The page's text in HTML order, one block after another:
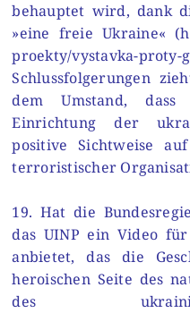
behauptet wird, dank
»eine freie Ukraine«
proekty/vystavka-proty-
Schlussfolgerungen
dem Umstand,
Einrichtung der
positive Sichtweise
terroristischer
19. Hat die
das UINP ein Video
anbietet, das die
heroischen Seite des
des